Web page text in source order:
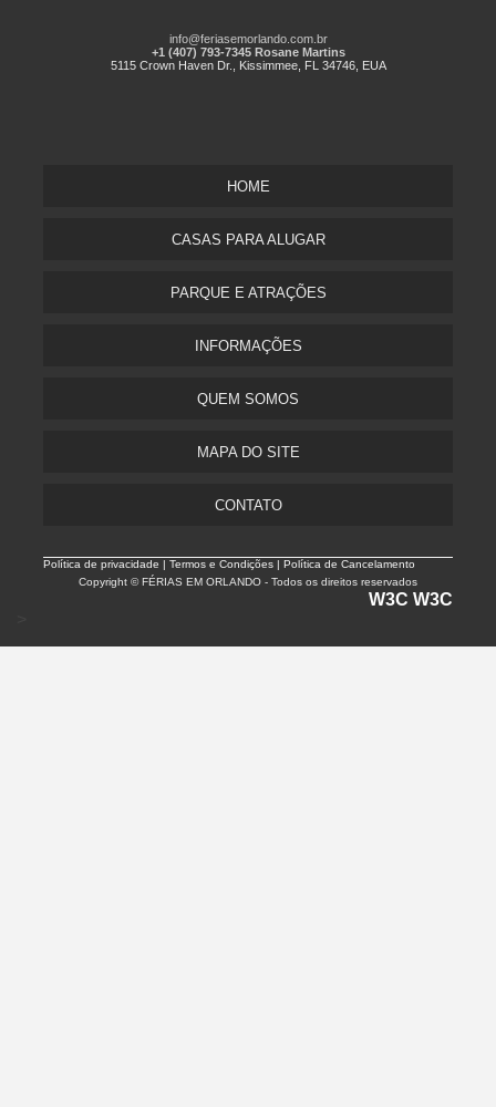
info@feriasemorlando.com.br
+1 (407) 793-7345 Rosane Martins
5115 Crown Haven Dr., Kissimmee, FL 34746, EUA
HOME
CASAS PARA ALUGAR
PARQUE E ATRAÇÕES
INFORMAÇÕES
QUEM SOMOS
MAPA DO SITE
CONTATO
Política de privacidade |Termos e Condições | Política de Cancelamento
Copyright © FÉRIAS EM ORLANDO - Todos os direitos reservados
W3C W3C